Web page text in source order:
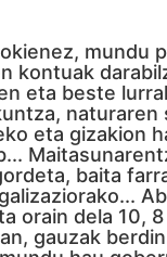
mundu
kontuak
eta beste
naturaren
eta gizakion
baita
orain dela 10,
gauzak